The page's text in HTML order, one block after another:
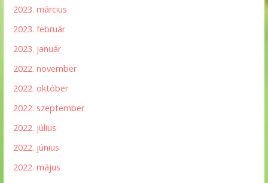
2023. március
2023. február
2023. január
2022. november
2022. október
2022. szeptember
2022. július
2022. június
2022. május